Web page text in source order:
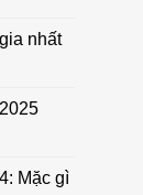
nhất
Mặc gì